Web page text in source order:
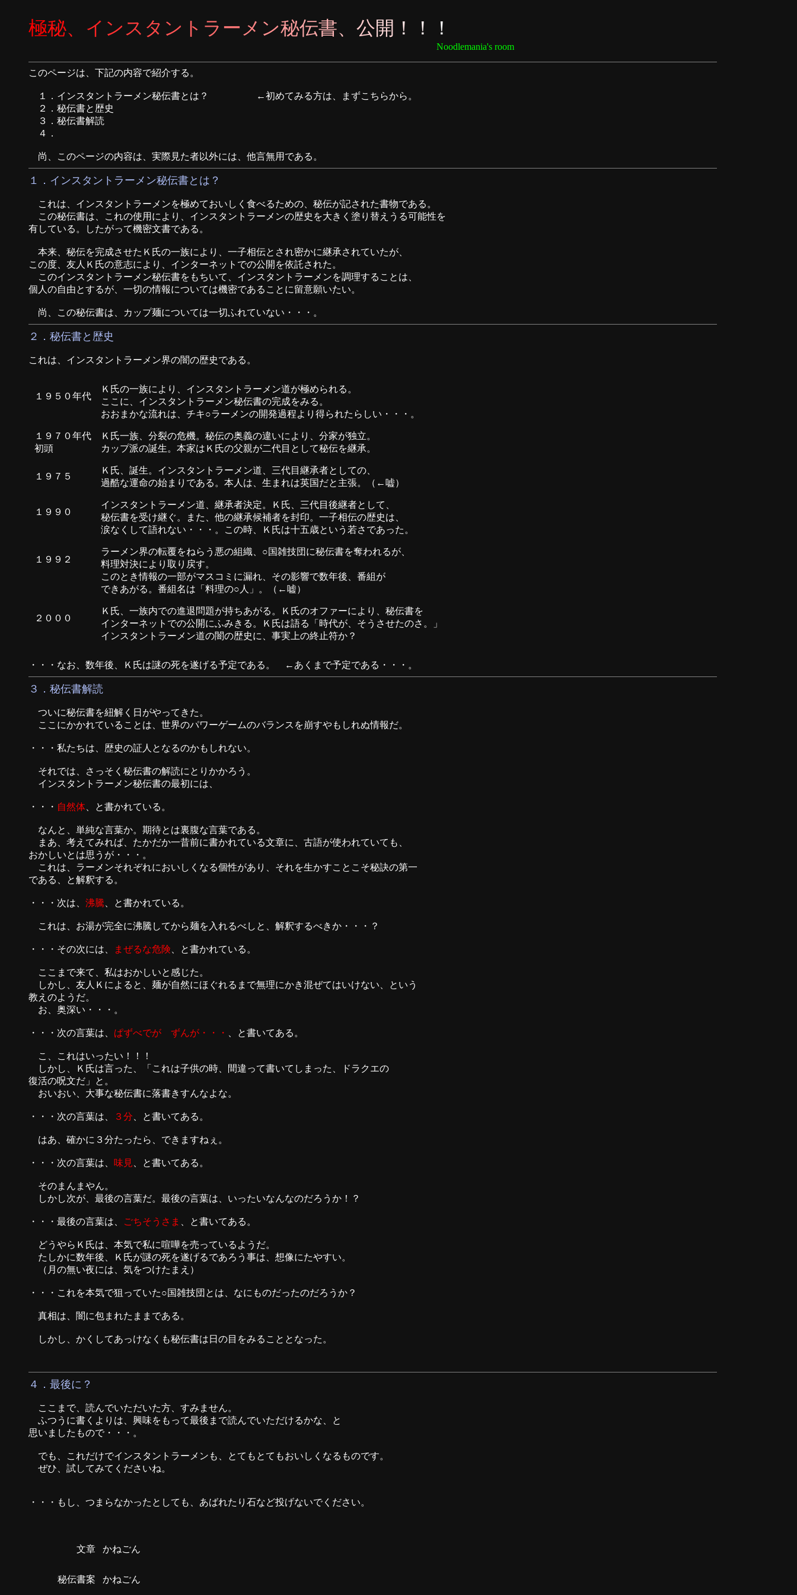
極秘、 イ ンス タ ン ト ラ ー メ ン秘伝書、 公開 ！ ！ ！
Noodlemania's room
このページは、下記の内容で紹介する。
１．インスタントラーメン秘伝書とは？ ←初めてみる方は、まずこちらから。
２．秘伝書と歴史
３．秘伝書解読
４．
尚、このページの内容は、実際見た者以外には、他言無用である。
１．インスタントラーメン秘伝書とは？
これは、インスタントラーメンを極めておいしく食べるための、秘伝が記された書物である。
この秘伝書は、これの使用により、インスタントラーメンの歴史を大きく塗り替えうる可能性を
有している。したがって機密文書である。
本来、秘伝を完成させたＫ氏の一族により、一子相伝とされ密かに継承されていたが、
この度、友人Ｋ氏の意志により、インターネットでの公開を依託された。
このインスタントラーメン秘伝書をもちいて、インスタントラーメンを調理することは、
個人の自由とするが、一切の情報については機密であることに留意願いたい。
尚、この秘伝書は、カップ麺については一切ふれていない・・・。
２．秘伝書と歴史
これは、インスタントラーメン界の闇の歴史である。
１９５０年代
Ｋ氏の一族により、インスタントラーメン道が極められる。
ここに、インスタントラーメン秘伝書の完成をみる。
おおまかな流れは、チキ○ラーメンの開発過程より得られたらしい・・・。
１９７０年代
初頭
Ｋ氏一族、分裂の危機。秘伝の奥義の違いにより、分家が独立。
カップ派の誕生。本家はＫ氏の父親が二代目として秘伝を継承。
１９７５
Ｋ氏、誕生。インスタントラーメン道、三代目継承者としての、
過酷な運命の始まりである。本人は、生まれは英国だと主張。（←嘘）
１９９０
インスタントラーメン道、継承者決定。Ｋ氏、三代目後継者として、
秘伝書を受け継ぐ。また、他の継承候補者を封印。一子相伝の歴史は、
涙なくして語れない・・・。この時、Ｋ氏は十五歳という若さであった。
１９９２
ラーメン界の転覆をねらう悪の組織、○国雑技団に秘伝書を奪われるが、
料理対決により取り戻す。
このとき情報の一部がマスコミに漏れ、その影響で数年後、番組が
できあがる。番組名は「料理の○人」。（←嘘）
２０００
Ｋ氏、一族内での進退問題が持ちあがる。Ｋ氏のオファーにより、秘伝書を
インターネットでの公開にふみきる。Ｋ氏は語る「時代が、そうさせたのさ。」
インスタントラーメン道の闇の歴史に、事実上の終止符か？
・・・なお、数年後、Ｋ氏は謎の死を遂げる予定である。 ←あくまで予定である・・・。
３．秘伝書解読
ついに秘伝書を紐解く日がやってきた。
ここにかかれていることは、世界のパワーゲームのバランスを崩すやもしれぬ情報だ。
・・・私たちは、歴史の証人となるのかもしれない。
それでは、さっそく秘伝書の解読にとりかかろう。
インスタントラーメン秘伝書の最初には、
・・・ 自然体 、と書かれている。
なんと、単純な言葉か。期待とは裏腹な言葉である。
まあ、考えてみれば、たかだか一昔前に書かれている文章に、古語が使われていても、
おかしいとは思うが・・・。
これは、ラーメンそれぞれにおいしくなる個性があり、それを生かすことこそ秘訣の第一
である、と解釈する。
・・・次は、 沸騰 、と書かれている。
これは、お湯が完全に沸騰してから麺を入れるべしと、解釈するべきか・・・？
・・・その次には、 まぜるな危険 、と書かれている。
ここまで来て、私はおかしいと感じた。
しかし、友人Ｋによると、麺が自然にほぐれるまで無理にかき混ぜてはいけない、という
教えのようだ。
お、奥深い・・・。
・・・次の言葉は、 ぱずべでが ずんが・・・ 、と書いてある。
こ、これはいったい！！！
しかし、Ｋ氏は言った、「これは子供の時、間違って書いてしまった、ドラクエの
復活の呪文だ」と。
おいおい、大事な秘伝書に落書きすんなよな。
・・・次の言葉は、 ３分 、と書いてある。
はあ、確かに３分たったら、できますねぇ。
・・・次の言葉は、 味見 、と書いてある。
そのまんまやん。
しかし次が、最後の言葉だ。最後の言葉は、いったいなんなのだろうか！？
・・・最後の言葉は、 ごちそうさま 、と書いてある。
どうやらＫ氏は、本気で私に喧嘩を売っているようだ。
たしかに数年後、Ｋ氏が謎の死を遂げるであろう事は、想像にたやすい。
（月の無い夜には、気をつけたまえ）
・・・これを本気で狙っていた○国雑技団とは、なにものだったのだろうか？
真相は、闇に包まれたままである。
しかし、かくしてあっけなくも秘伝書は日の目をみることとなった。
４．最後に？
ここまで、読んでいただいた方、すみません。
ふつうに書くよりは、興味をもって最後まで読んでいただけるかな、と
思いましたもので・・・。
でも、これだけでインスタントラーメンも、とてもとてもおいしくなるものです。
ぜひ、試してみてくださいね。
・・・もし、つまらなかったとしても、あばれたり石など投げないでください。
文章 かねごん
秘伝書案 かねごん